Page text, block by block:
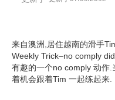
来自澳洲,居住越南的滑手
Weekly Trick–no comply
有趣的一个no comply 动作
着机会跟着Tim 一起练起来.